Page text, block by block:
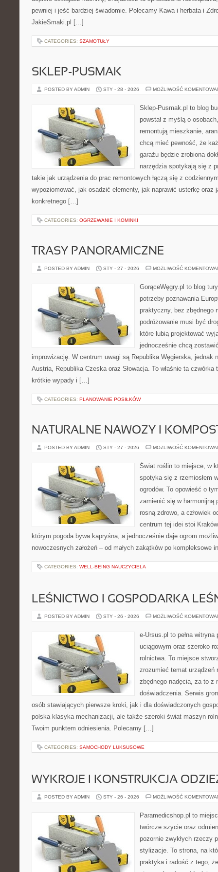
pewniej i jeść bardziej świadomie. Polecamy Kawa i herbata i
JakieSmaki.pl […]
CATEGORIES: SZAMOTUŁY
SKLEP-PUSMAK
POSTED BY ADMIN STY - 28 - 2026 MOŻLIWOŚĆ
Sklep-Pusmak.pl to blog
powstał z myślą o
remontują mieszkanie,
chcą mieć pewność, że
garażu będzie zrobiona
narzędzia spotykają się z
takie jak urządzenia do prac remontowych łączą się z
wypoziomować, jak osadzić elementy, jak naprawić usterkę oraz
konkretnego […]
CATEGORIES: OGRZEWANIE I KOMINKI
TRASY PANORAMICZNE
POSTED BY ADMIN STY - 27 - 2026 MOŻLIWOŚĆ
GorąceWęgry.pl to blog
potrzeby poznawania
praktyczny, bez zbędnego
podróżowanie musi być
które lubią projektować
jednocześnie chcą
improwizację. W centrum uwagi są Republika Węgierska, jednak
Austria, Republika Czeska oraz Słowacja. To właśnie ta
krótkie wypady i […]
CATEGORIES: PLANOWANIE POSIŁKÓW
NATURALNE NAWOZY I
POSTED BY ADMIN STY - 27 - 2026 MOŻLIWOŚĆ
Świat roślin to miejsce, w
spotyka się z rzemiosłem
ogrodów. To opowieść o
zamienić się w harmonijną
rosną zdrowo, a człowiek
centrum tej idei stoi
którym pogoda bywa kapryśna, a jednocześnie daje ogrom
nowoczesnych założeń – od małych zakątków po kompleksowe
CATEGORIES: WELL-BEING NAUCZYCIELA
LEŚNICTWO I GOSPODARKA
POSTED BY ADMIN STY - 26 - 2026 MOŻLIWOŚĆ
e-Ursus.pl to pełna
uciągowym oraz szeroko
rolnictwa. To miejsce
zrozumieć temat urządzeń
zbędnego nadęcia, za to z
doświadczenia. Serwis
osób stawiających pierwsze kroki, jak i dla doświadczonych
polska klasyka mechanizacji, ale także szeroki świat maszyn
Twoim punktem odniesienia. Polecamy […]
CATEGORIES: SAMOCHODY LUKSUSOWE
WYKROJE I KONSTRUKCJA
POSTED BY ADMIN STY - 26 - 2026 MOŻLIWOŚĆ
Paramedicshop.pl to
twórcze szycie oraz
pozornie zwykłych rzeczy
stylizacje. To strona, na
praktyka i radość z tego,